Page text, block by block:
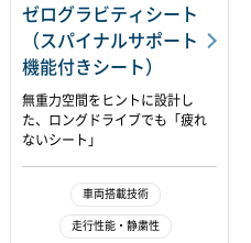
ゼログラビティシート
（スパイナルサポート
機能付きシート）
無重力空間をヒントに設計し
た、ロングドライブでも「疲れ
ないシート」
車両搭載技術
走行性能・静粛性